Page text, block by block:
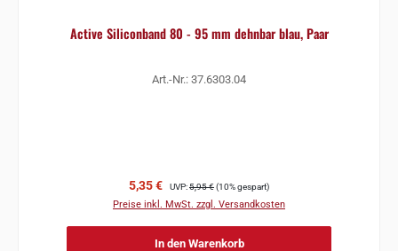
Active Siliconband 80 - 95 mm dehnbar blau, Paar
Art.-Nr.: 37.6303.04
Verkaufspreis:
5,35 € Regulärer Preis:
UVP:5,95 €(10% gespart)
Preise inkl. MwSt. zzgl. Versandkosten
In den Warenkorb